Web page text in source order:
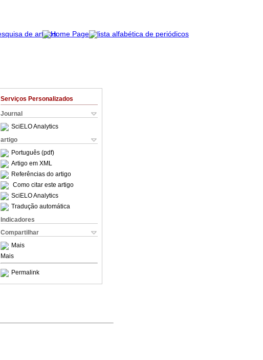
Serviços Personalizados
Journal
SciELO Analytics
artigo
Português (pdf)
Artigo em XML
Referências do artigo
Como citar este artigo
SciELO Analytics
Tradução automática
Indicadores
Compartilhar
Mais
Mais
Permalink